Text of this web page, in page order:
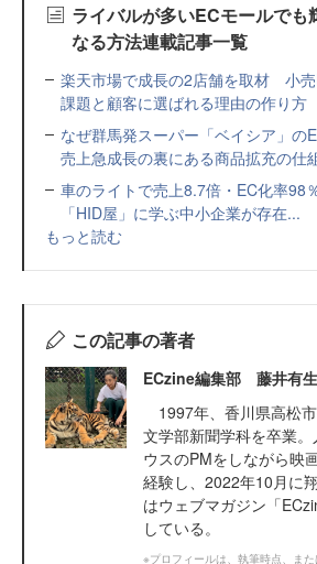
ライバルが多いECモールでも
なる方法連載記事一覧
楽天市場で成長の2店舗を取材 小売
課題と顧客に選ばれる理由の作り方
なぜ群馬発スーパー「ベイシア」の
売上急成長の裏にある商品拡充の仕
車のライトで売上8.7倍・EC化率
「HID屋」に学ぶ中小企業が存在...
もっと読む
この記事の著者
ECzine編集部 藤井有生
1997年、香川県高松
文学部新聞学科を卒業
ウスのPMをしながら映
経験し、2022年10月に
はウェブマガジン「
している。
※プロフィールは、執筆時点、ま